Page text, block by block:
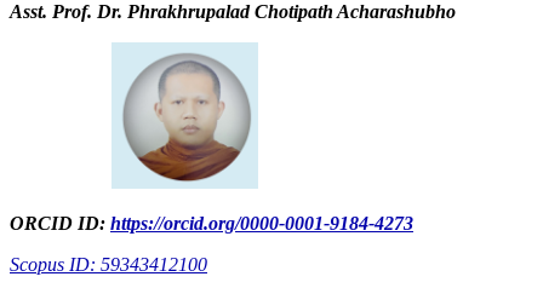
Asst. Prof. Dr. Phrakhrupalad Chotipath Acharashubho
ORCID ID: https://orcid.org/0000-0001-9184-4273
Scopus ID: 59343412100